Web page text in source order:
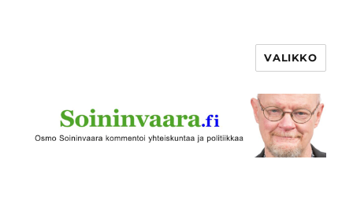
VALIKKO